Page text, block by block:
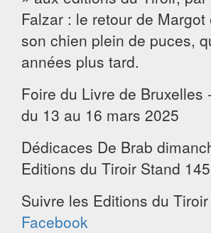
Falzar : le retour de Margot
son chien plein de puces,
années plus tard.
Foire du Livre de Bruxelles
du 13 au 16 mars 2025
Dédicaces De Brab
Editions du Tiroir Stand 145
Suivre les Editions du
Facebook